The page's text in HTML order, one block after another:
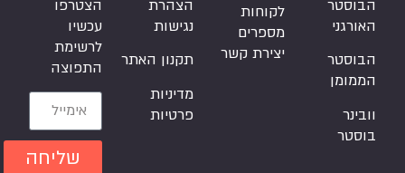
הבוסטר
האורגני
הבוסטר
הממומן
וובינר
בוסטר
לקוחות
מספרים
יצירת קשר
הצהרת
נגישות
תקנון האתר
מדיניות
פרטיות
הצטרפו
עכשיו
לרשימת
התפוצה
שליחה